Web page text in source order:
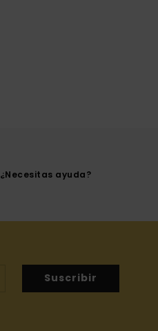
¿Necesitas ayuda?
Suscribir